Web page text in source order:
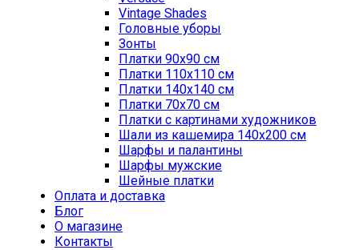
Vintage Shades
Головные уборы
Зонты
Платки 90х90 см
Платки 110х110 см
Платки 140х140 см
Платки 70х70 см
Платки с картинами художников
Шали из кашемира 140х200 см
Шарфы и палантины
Шарфы мужские
Шейные платки
Оплата и доставка
Блог
О магазине
Контакты